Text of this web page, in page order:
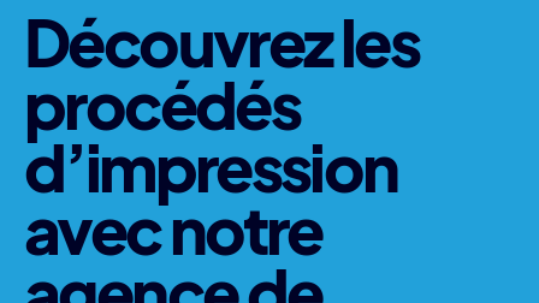
Découvrez les
procédés
d’impression
avec notre